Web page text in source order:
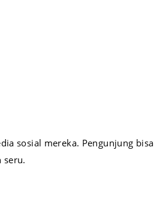
sosial mereka. Pengunjung bisa
seru.